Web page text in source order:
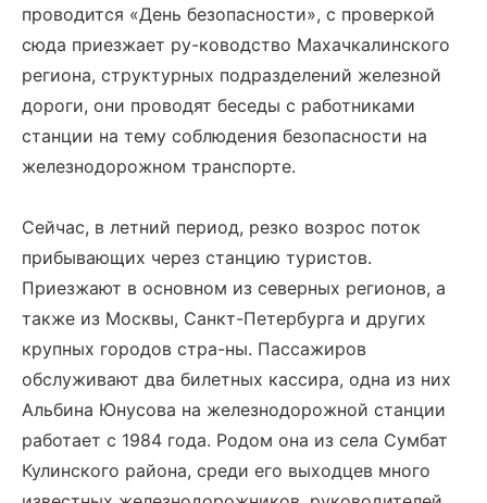
проводится «День безопасности», с проверкой
сюда приезжает ру-ководство Махачкалинского
региона, структурных подразделений железной
дороги, они проводят беседы с работниками
станции на тему соблюдения безопасности на
железнодорожном транспорте.
Сейчас, в летний период, резко возрос поток
прибывающих через станцию туристов.
Приезжают в основном из северных регионов, а
также из Москвы, Санкт-Петербурга и других
крупных городов стра-ны. Пассажиров
обслуживают два билетных кассира, одна из них
Альбина Юнусова на железнодорожной станции
работает с 1984 года. Родом она из села Сумбат
Кулинского района, среди его выходцев много